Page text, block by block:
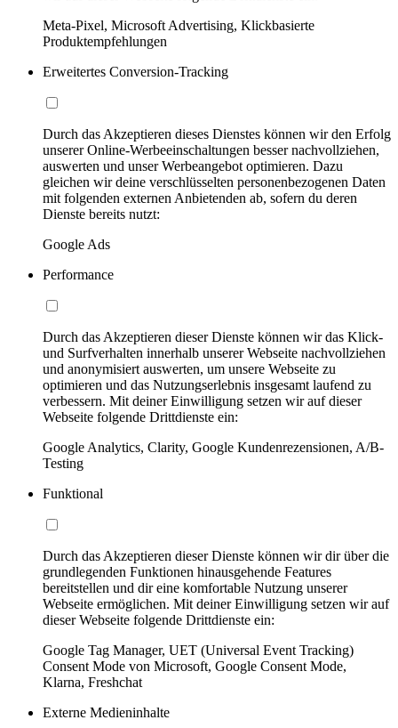
Meta-Pixel, Microsoft Advertising, Klickbasierte
Produktempfehlungen
Erweitertes Conversion-Tracking
Durch das Akzeptieren dieses Dienstes können wir den Erfolg
unserer Online-Werbeeinschaltungen besser nachvollziehen,
auswerten und unser Werbeangebot optimieren. Dazu
gleichen wir deine verschlüsselten personenbezogenen Daten
mit folgenden externen Anbietenden ab, sofern du deren
Dienste bereits nutzt:
Google Ads
Performance
Durch das Akzeptieren dieser Dienste können wir das Klick-
und Surfverhalten innerhalb unserer Webseite nachvollziehen
und anonymisiert auswerten, um unsere Webseite zu
optimieren und das Nutzungserlebnis insgesamt laufend zu
verbessern. Mit deiner Einwilligung setzen wir auf dieser
Webseite folgende Drittdienste ein:
Google Analytics, Clarity, Google Kundenrezensionen, A/B-
Testing
Funktional
Durch das Akzeptieren dieser Dienste können wir dir über die
grundlegenden Funktionen hinausgehende Features
bereitstellen und dir eine komfortable Nutzung unserer
Webseite ermöglichen. Mit deiner Einwilligung setzen wir auf
dieser Webseite folgende Drittdienste ein:
Google Tag Manager, UET (Universal Event Tracking)
Consent Mode von Microsoft, Google Consent Mode,
Klarna, Freshchat
Externe Medieninhalte